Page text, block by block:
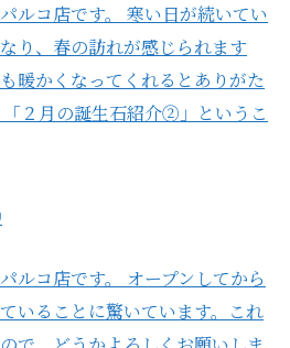
ルコ店です。 寒い日が続いてい
り、春の訪れが感じられます
暖かくなってくれるとありがた
２月の誕生石紹介②」というこ
ルコ店です。 オープンしてから
いることに驚いています。これ